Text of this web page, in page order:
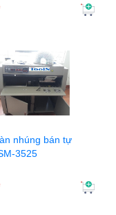
nhúng bán tự
3525